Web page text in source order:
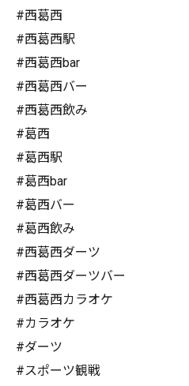
#西葛西
#西葛西駅
#西葛西bar
#西葛西バー
#西葛西飲み
#葛西
#葛西駅
#葛西bar
#葛西バー
#葛西飲み
#西葛西ダーツ
#西葛西ダーツバー
#西葛西カラオケ
#カラオケ
#ダーツ
#スポーツ観戦